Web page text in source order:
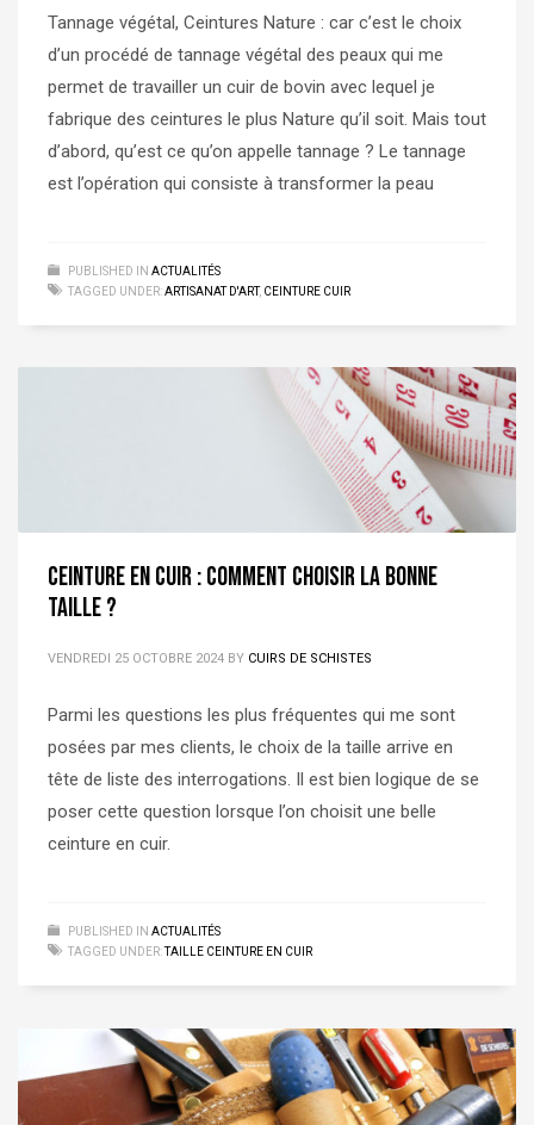
Tannage végétal, Ceintures Nature : car c’est le choix
d’un procédé de tannage végétal des peaux qui me
permet de travailler un cuir de bovin avec lequel je
fabrique des ceintures le plus Nature qu’il soit. Mais tout
d’abord, qu’est ce qu’on appelle tannage ? Le tannage
est l’opération qui consiste à transformer la peau
PUBLISHED IN ACTUALITÉS
TAGGED UNDER:ARTISANAT D'ART, CEINTURE CUIR
Ceinture en cuir : Comment choisir la bonne
taille ?
VENDREDI 25 OCTOBRE 2024 BY CUIRS DE SCHISTES
Parmi les questions les plus fréquentes qui me sont
posées par mes clients, le choix de la taille arrive en
tête de liste des interrogations. Il est bien logique de se
poser cette question lorsque l’on choisit une belle
ceinture en cuir.
PUBLISHED IN ACTUALITÉS
TAGGED UNDER:TAILLE CEINTURE EN CUIR